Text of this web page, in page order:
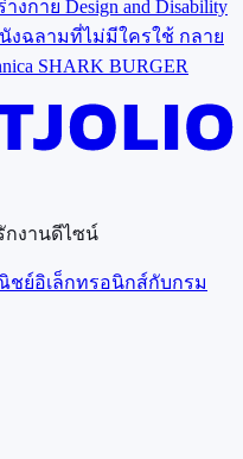
กาย Design and Disability
งฉลามที่ไม่มีใครใช้ กลาย
SHARK BURGER
กงานดีไซน์